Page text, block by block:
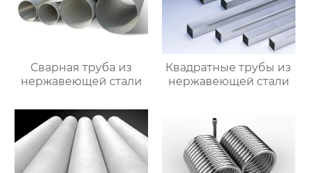
Сварная труба из
нержавеющей стали
Квадратные трубы из
нержавеющей стали